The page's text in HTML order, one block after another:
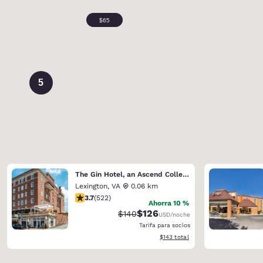
5
The Gin Hotel, an Ascend Collection Hotel
Lexington, VA
0.06 km
calificación de 3.74 estrellas. Bueno. 522 reseñas
3.7(522)
Ahorra 10 %
Precio tachado:
$140Precio con descuento:
$126USD/noche
Tarifa para socios
Ver detalles del total estimado
$143 total